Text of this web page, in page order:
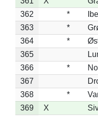
362
*
363
*
364
*
365
366
*
367
368
*
369
X